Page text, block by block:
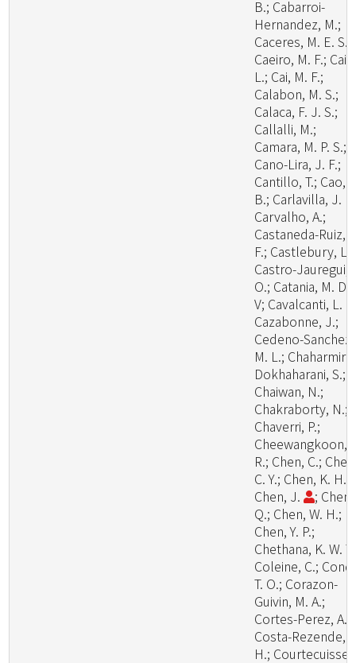
B.; Cabarroi-
Hernandez, M.;
Caceres, M. E. S.;
Caeiro, M. F.; Cai,
L.; Cai, M. F.;
Calabon, M. S.;
Calaca, F. J. S.;
Callalli, M.;
Camara, M. P. S.;
Cano-Lira, J. F.;
Cantillo, T.; Cao,
B.; Carlavilla, J.
Carvalho, A.;
Castaneda-Ruiz,
F.; Castlebury, L.;
Castro-Jauregui,
O.; Catania, M. D.,
V; Cavalcanti, L.
Cazabonne, J.;
Cedeno-Sanchez,
M. L.; Chaharmiri-
Dokhaharani, S.;
Chaiwan, N.;
Chakraborty, N.;
Chaverri, P.;
Cheewangkoon,
R.; Chen, C.;
C. Y.; Chen, K. H.;
Chen, J.
; Chen,
Q.; Chen, W. H.;
Chen, Y. P.;
Chethana, K. W.
Coleine, C.;
T. O.; Corazon-
Guivin, M. A.;
Cortes-Perez, A.;
Costa-Rezende,
H.; Courtecuisse,